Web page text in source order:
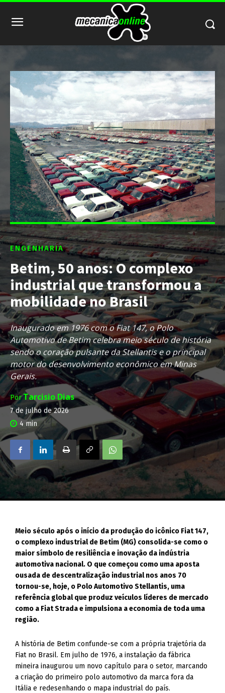
ENGENHARIA
Betim, 50 anos: O complexo
industrial que transformou a
mobilidade no Brasil
Inaugurado em 1976 com o Fiat 147, o Polo
Automotivo de Betim celebra meio século de história
sendo o coração pulsante da Stellantis e o principal
motor do desenvolvimento econômico em Minas
Gerais.
PorTarcisio Dias
7 de julho de 2026
4 min
Meio século após o início da produção do icônico Fiat 147,
o complexo industrial de Betim (MG) consolida-se como o
maior símbolo de resiliência e inovação da indústria
automotiva nacional. O que começou como uma aposta
ousada de descentralização industrial nos anos 70
tornou-se, hoje, o Polo Automotivo Stellantis, uma
referência global que produz veículos líderes de mercado
como a Fiat Strada e impulsiona a economia de toda uma
região.
A história de Betim confunde-se com a própria trajetória da
Fiat no Brasil. Em julho de 1976, a instalação da fábrica
mineira inaugurou um novo capítulo para o setor, marcando
a criação do primeiro polo automotivo da marca fora da
Itália e redesenhando o mapa industrial do país.